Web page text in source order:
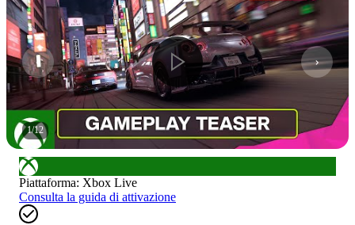
1/12
Piattaforma: Xbox Live
Consulta la guida di attivazione